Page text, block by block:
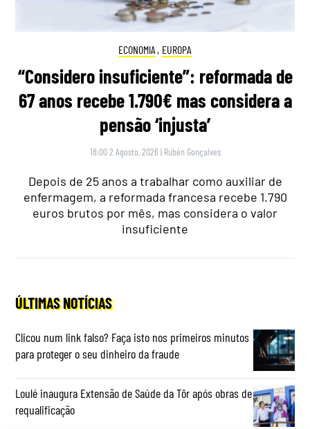
ECONOMIA , EUROPA
“Considero insuficiente”: reformada de
67 anos recebe 1.790€ mas considera a
pensão ‘injusta’
18:00 2 Agosto, 2026 | Rubén Gonçalves
Depois de 25 anos a trabalhar como auxiliar de
enfermagem, a reformada francesa recebe 1.790
euros brutos por mês, mas considera o valor
insuficiente
ÚLTIMAS NOTÍCIAS
Clicou num link falso? Faça isto nos primeiros minutos
para proteger o seu dinheiro da fraude
Loulé inaugura Extensão de Saúde da Tôr após obras de
requalificação